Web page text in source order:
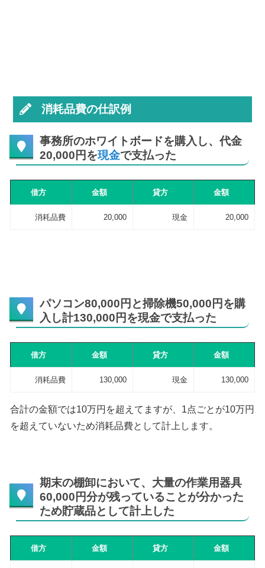
消耗品費の仕訳例
事務所のホワイトボードを購入し、代金
20,000円を現金で支払った
借方 金額 貸方 金額
消耗品費 20,000 現金 20,000
パソコン80,000円と掃除機50,000円を購
入し計130,000円を現金で支払った
借方 金額 貸方 金額
消耗品費 130,000 現金 130,000
合計の金額では10万円を超えてますが、1点ごとが10万円
を超えていないため消耗品費として計上します。
期末の棚卸において、大量の作業用器具
60,000円分が残っていることが分かった
ため貯蔵品として計上した
借方 金額 貸方 金額